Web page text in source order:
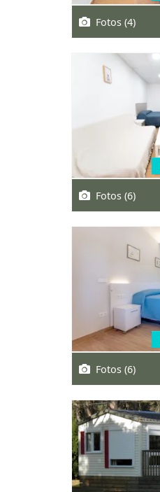
Fotos (4)
Fotos (6)
Fotos (6)